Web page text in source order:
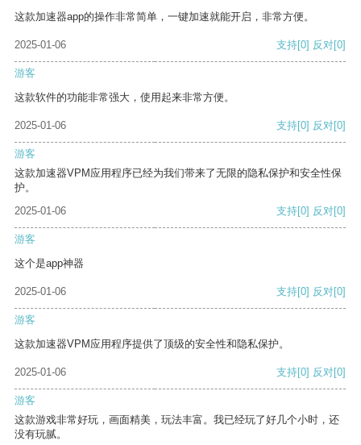
这款加速器app的操作非常简单，一键加速就能开启，非常方便。
2025-01-06 支持[0] 反对[0]
游客
这款软件的功能非常强大，使用起来非常方便。
2025-01-06 支持[0] 反对[0]
游客
这款加速器VPM应用程序已经为我们带来了无限的隐私保护和安全性保
护。
2025-01-06
支持[0] 反对[0]
游客
这个是app神器
2025-01-06 支持[0] 反对[0]
游客
这款加速器VPM应用程序提供了顶级的安全性和隐私保护。
2025-01-06 支持[0] 反对[0]
游客
这款游戏非常好玩，画面精美，玩法丰富。我已经玩了好几个小时，还
没有玩腻。